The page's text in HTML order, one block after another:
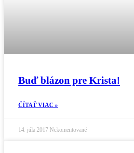
Buď blázon pre Krista!
ČÍTAŤ VIAC »
14. júla 2017 Nekomentované